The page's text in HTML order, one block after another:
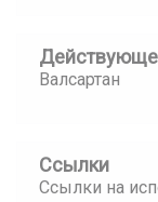
Валсартан
Ссылки
Ссылки на